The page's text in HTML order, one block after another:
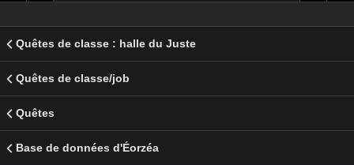
Quêtes de classe : halle du Juste
Quêtes de classe/job
Quêtes
Base de données d'Éorzéa